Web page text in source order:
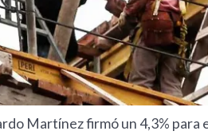
Martínez firmó un 4,3%